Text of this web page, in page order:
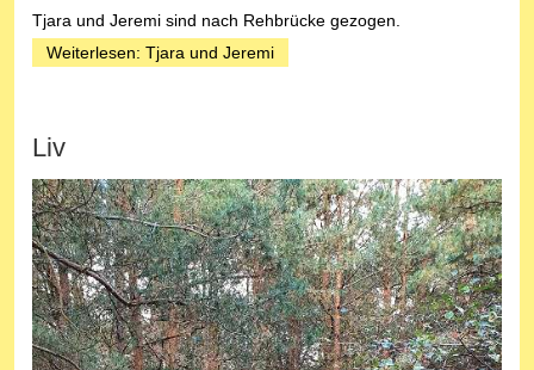
Tjara und Jeremi sind nach Rehbrücke gezogen.
Weiterlesen: Tjara und Jeremi
Liv